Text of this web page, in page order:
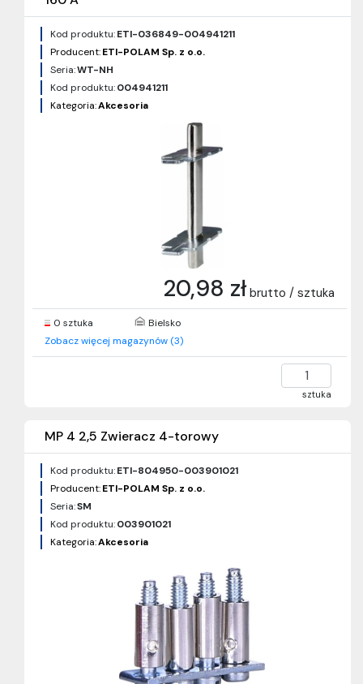
Kod produktu:ETI-036849-004941211
Producent:ETI-POLAM Sp. z o.o.
Seria:WT-NH
Kod produktu:004941211
Kategoria:Akcesoria
20,98 zł brutto / sztuka
0 sztuka
Bielsko
Zobacz więcej magazynów (3)
sztuka
MP 4 2,5 Zwieracz 4-torowy
Kod produktu:ETI-804950-003901021
Producent:ETI-POLAM Sp. z o.o.
Seria:SM
Kod produktu:003901021
Kategoria:Akcesoria